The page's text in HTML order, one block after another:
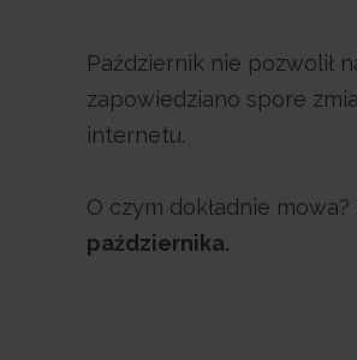
Październik nie pozwolił
zapowiedziano spore
internetu.
O czym dokładnie mowa?
października.